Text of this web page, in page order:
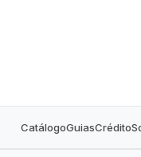
CatálogoGuiasCrédito